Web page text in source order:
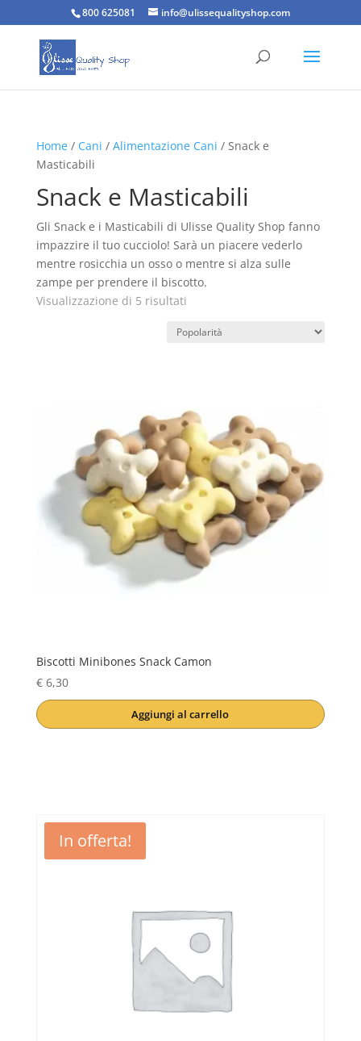
800 625081 info@ulissequalityshop.com
Home/ Cani / Alimentazione Cani / Snack e
Masticabili
Snack e Masticabili
Gli Snack e i Masticabili di Ulisse Quality Shop fanno
impazzire il tuo cucciolo! Sarà un piacere vederlo
mentre rosicchia un osso o mentre si alza sulle
zampe per prendere il biscotto.
Visualizzazione di 5 risultatiPopolarità
Biscotti Minibones Snack Camon
€6,30
Aggiungi al carrello
In offerta!